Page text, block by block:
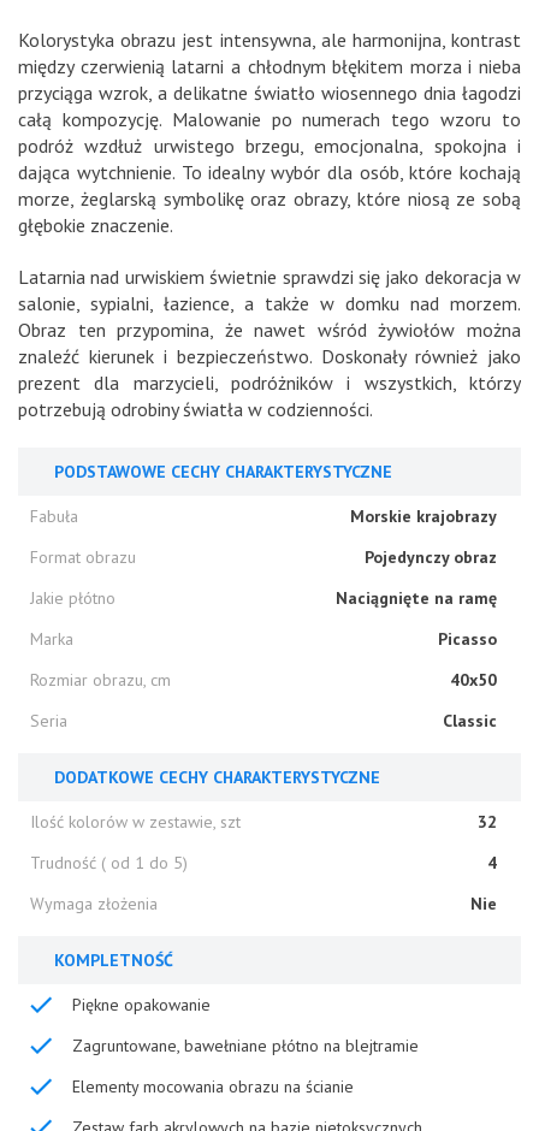
Kolorystyka obrazu jest intensywna, ale harmonijna, kontrast
między czerwienią latarni a chłodnym błękitem morza i nieba
przyciąga wzrok, a delikatne światło wiosennego dnia łagodzi
całą kompozycję. Malowanie po numerach tego wzoru to
podróż wzdłuż urwistego brzegu, emocjonalna, spokojna i
dająca wytchnienie. To idealny wybór dla osób, które kochają
morze, żeglarską symbolikę oraz obrazy, które niosą ze sobą
głębokie znaczenie.
Latarnia nad urwiskiem świetnie sprawdzi się jako dekoracja w
salonie, sypialni, łazience, a także w domku nad morzem.
Obraz ten przypomina, że nawet wśród żywiołów można
znaleźć kierunek i bezpieczeństwo. Doskonały również jako
prezent dla marzycieli, podróżników i wszystkich, którzy
potrzebują odrobiny światła w codzienności.
PODSTAWOWE CECHY CHARAKTERYSTYCZNE
Fabuła
Morskie krajobrazy
Format obrazu
Pojedynczy obraz
Jakie płótno
Naciągnięte na ramę
Marka
Picasso
Rozmiar obrazu, cm
40x50
Seria
Classic
DODATKOWE CECHY CHARAKTERYSTYCZNE
Ilość kolorów w zestawie, szt
32
Trudność ( od 1 do 5)
4
Wymaga złożenia
Nie
KOMPLETNOŚĆ
Piękne opakowanie
Zagruntowane, bawełniane płótno na blejtramie
Elementy mocowania obrazu na ścianie